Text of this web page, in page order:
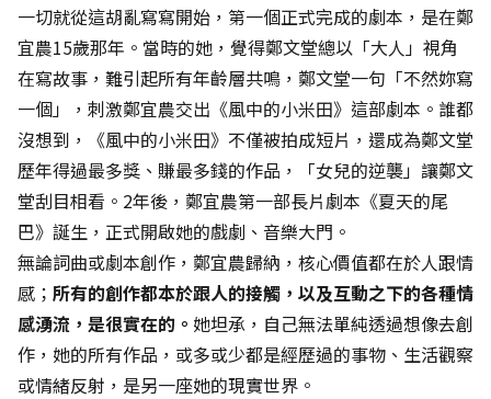
一切就從這胡亂寫寫開始，第一個正式完成的劇本，是在鄭
宜農15歲那年。當時的她，覺得鄭文堂總以「大人」視角
在寫故事，難引起所有年齡層共鳴，鄭文堂一句「不然妳寫
一個」，刺激鄭宜農交出《風中的小米田》這部劇本。誰都
沒想到，《風中的小米田》不僅被拍成短片，還成為鄭文堂
歷年得過最多獎、賺最多錢的作品，「女兒的逆襲」讓鄭文
堂刮目相看。2年後，鄭宜農第一部長片劇本《夏天的尾
巴》誕生，正式開啟她的戲劇、音樂大門。
無論詞曲或劇本創作，鄭宜農歸納，核心價值都在於人跟情
感； 所有的創作都本於跟人的接觸，以及互動之下的各種情
感湧流，是很實在的。 她坦承，自己無法單純透過想像去創
作，她的所有作品，或多或少都是經歷過的事物、生活觀察
或情緒反射，是另一座她的現實世界。